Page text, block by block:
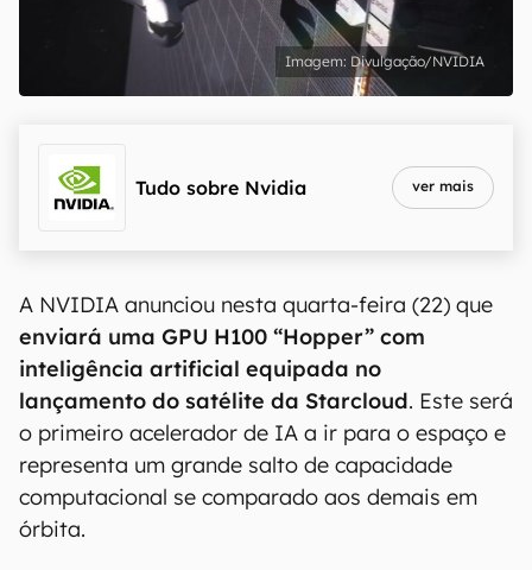
Divulgação/NVIDIA
Tudo sobre Nvidia ver mais
A NVIDIA anunciou nesta quarta-feira (22) que
enviará uma GPU H100 “Hopper” com
inteligência artificial equipada no
lançamento do satélite da Starcloud. Este será
o primeiro acelerador de IA a ir para o espaço e
representa um grande salto de capacidade
computacional se comparado aos demais em
órbita.